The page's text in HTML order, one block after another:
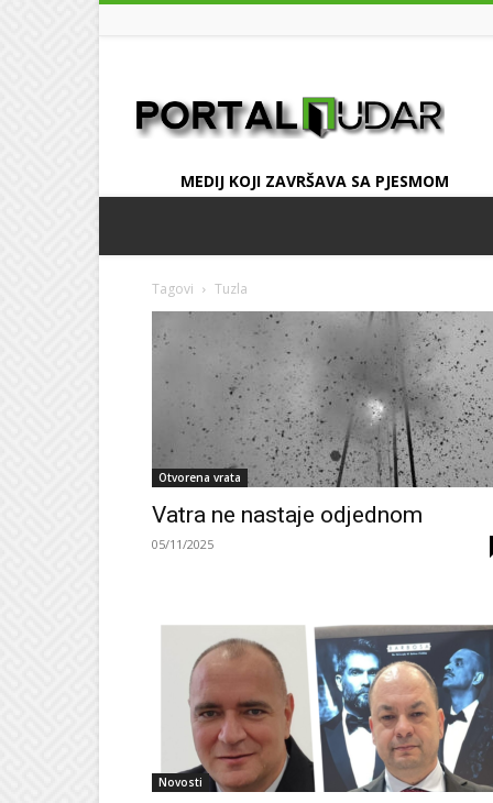
MEDIJ KOJI ZAVRŠAVA SA PJESMOM
Tagovi Tuzla
Otvorena vrata
Vatra ne nastaje odjednom
05/11/2025
Novosti